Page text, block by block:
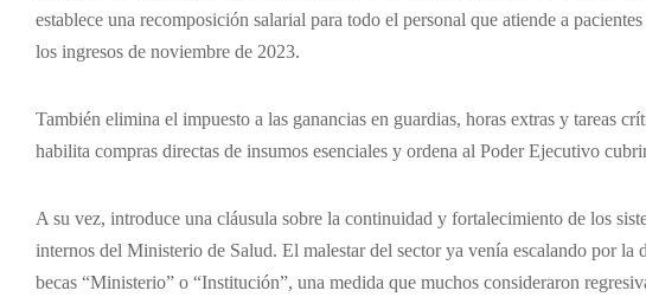
establece una recomposición salarial para todo el personal que atiende a
los ingresos de noviembre de 2023.
También elimina el impuesto a las ganancias en guardias, horas extras y tareas
habilita compras directas de insumos esenciales y ordena al Poder Ejecutivo
A su vez, introduce una cláusula sobre la continuidad y fortalecimiento de los
internos del Ministerio de Salud. El malestar del sector ya venía escalando por
becas “Ministerio” o “Institución”, una medida que muchos consideraron